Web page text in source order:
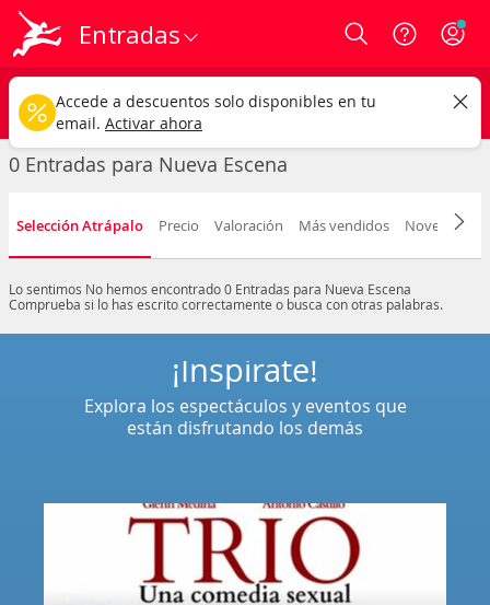
Entradas Login
Nueva Escena
Cualquier tipo Cualquier fecha
CAMBIAR
0 Entradas para Nueva Escena
Selección Atrápalo Precio Valoración Más vendidos Novedad
Lo sentimos No hemos encontrado 0 Entradas para Nueva Escena
Comprueba si lo has escrito correctamente o busca con otras palabras.
¡Inspírate!
Explora los espectáculos y eventos que
están disfrutando los demás
Accede a descuentos solo disponibles en tu
email. Activar ahora